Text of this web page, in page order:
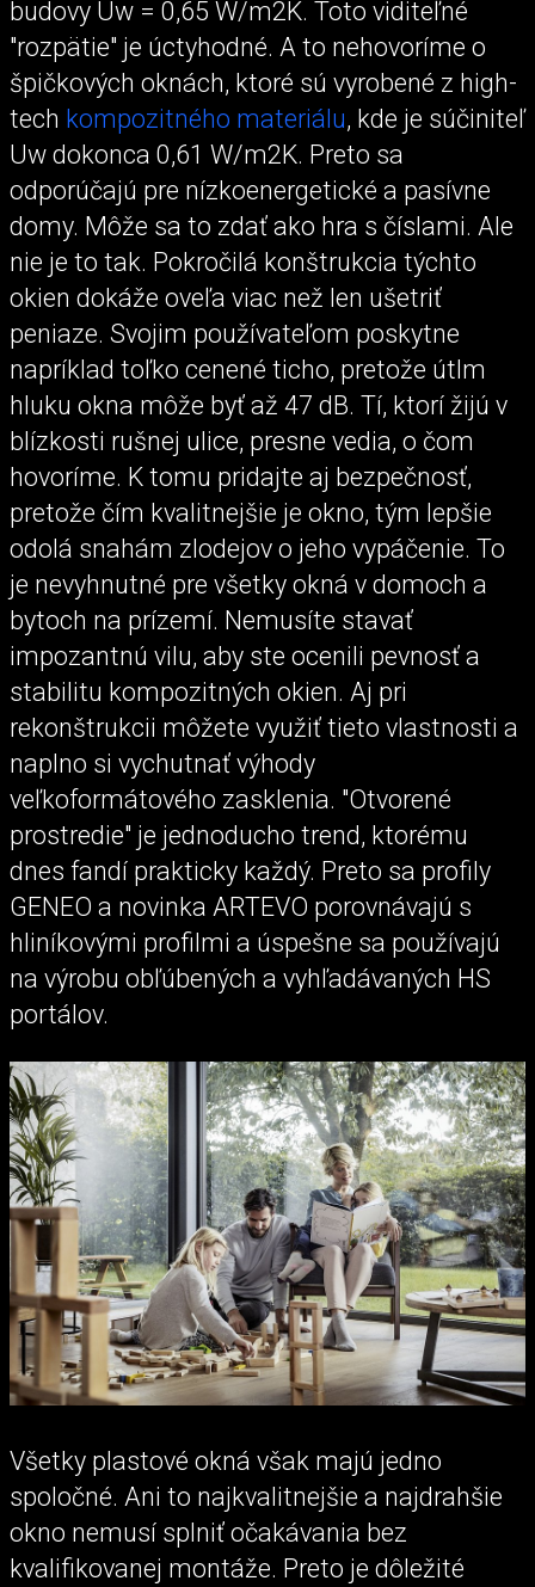
budovy Uw = 0,65 W/m2K. Toto viditeľné
"rozpätie" je úctyhodné. A to nehovoríme o
špičkových oknách, ktoré sú vyrobené z high-
tech kompozitného materiálu, kde je súčiniteľ
Uw dokonca 0,61 W/m2K. Preto sa
odporúčajú pre nízkoenergetické a pasívne
domy. Môže sa to zdať ako hra s číslami. Ale
nie je to tak. Pokročilá konštrukcia týchto
okien dokáže oveľa viac než len ušetriť
peniaze. Svojim používateľom poskytne
napríklad toľko cenené ticho, pretože útlm
hluku okna môže byť až 47 dB. Tí, ktorí žijú v
blízkosti rušnej ulice, presne vedia, o čom
hovoríme. K tomu pridajte aj bezpečnosť,
pretože čím kvalitnejšie je okno, tým lepšie
odolá snahám zlodejov o jeho vypáčenie. To
je nevyhnutné pre všetky okná v domoch a
bytoch na prízemí. Nemusíte stavať
impozantnú vilu, aby ste ocenili pevnosť a
stabilitu kompozitných okien. Aj pri
rekonštrukcii môžete využiť tieto vlastnosti a
naplno si vychutnať výhody
veľkoformátového zasklenia. "Otvorené
prostredie" je jednoducho trend, ktorému
dnes fandí prakticky každý. Preto sa profily
GENEO a novinka ARTEVO porovnávajú s
hliníkovými profilmi a úspešne sa používajú
na výrobu obľúbených a vyhľadávaných HS
portálov.
Všetky plastové okná však majú jedno
spoločné. Ani to najkvalitnejšie a najdrahšie
okno nemusí splniť očakávania bez
kvalifikovanej montáže. Preto je dôležité